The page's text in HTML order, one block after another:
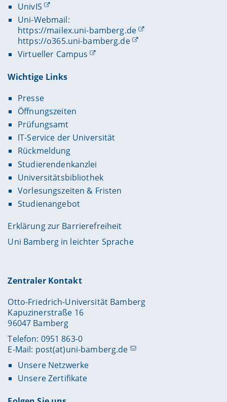
UnivIS
Uni-Webmail:
https://mailex.uni-bamberg.de
https://o365.uni-bamberg.de
Virtueller Campus
Wichtige Links
Presse
Öffnungszeiten
Prüfungsamt
IT-Service der Universität
Rückmeldung
Studierendenkanzlei
Universitätsbibliothek
Vorlesungszeiten & Fristen
Studienangebot
Erklärung zur Barrierefreiheit
Uni Bamberg in leichter Sprache
Zentraler Kontakt
Otto-Friedrich-Universität Bamberg
Kapuzinerstraße 16
96047 Bamberg
Telefon: 0951 863-0
E-Mail: post(at)uni-bamberg.de
Unsere Netzwerke
Unsere Zertifikate